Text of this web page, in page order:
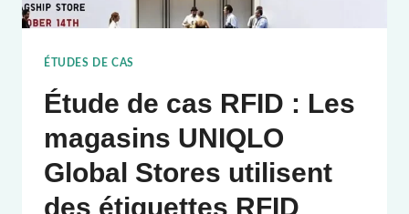
À
LA
RFID
ÉTUDES DE CAS
Étude de cas RFID : Les
magasins UNIQLO
Global Stores utilisent
des étiquettes RFID